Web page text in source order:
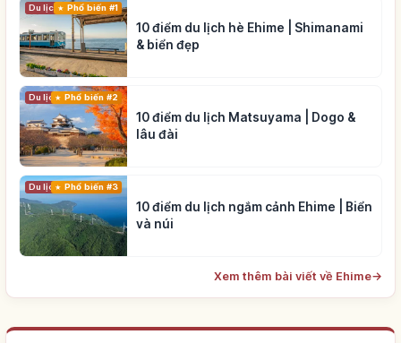
Du lịch Phổ biến #1
10 điểm du lịch hè Ehime | Shimanami
& biển đẹp
Du lịch Phổ biến #2
10 điểm du lịch Matsuyama | Dogo &
lâu đài
Du lịch Phổ biến #3
10 điểm du lịch ngắm cảnh Ehime | Biển
và núi
Xem thêm bài viết về Ehime→